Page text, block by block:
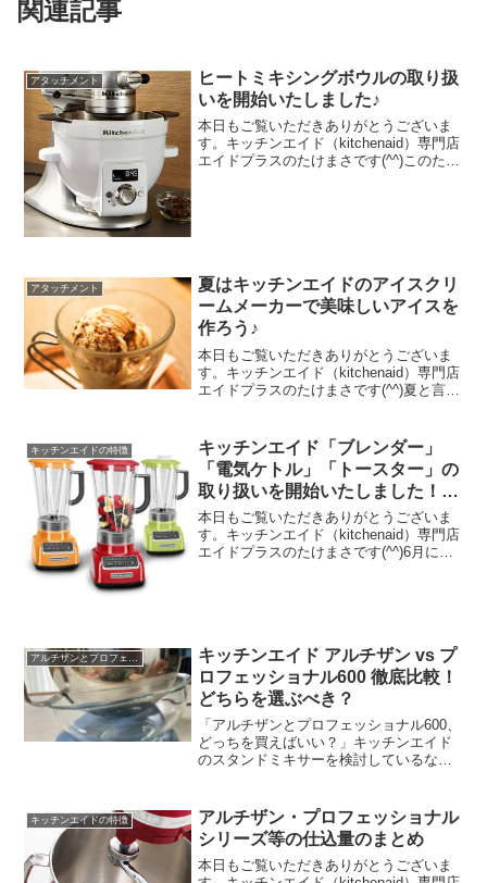
関連記事
アタッチメント
ヒートミキシングボウルの取り扱
いを開始いたしました♪
本日もご覧いただきありがとうございま
す。キッチンエイド（kitchenaid）専門店
エイドプラスのたけまさです(^^)このた
アタッチメント
夏はキッチンエイドのアイスクリ
ームメーカーで美味しいアイスを
作ろう♪
本日もご覧いただきありがとうございま
す。キッチンエイド（kitchenaid）専門店
エイドプラスのたけまさです(^^)夏と言え
をお忘れではありませんか！？これまで
の記...
キッチンエイドの特徴
キッチンエイド「ブレンダー」
「電気ケトル」「トースター」の
取り扱いを開始いたしました！
（セット割情報も💕）
本日もご覧いただきありがとうございま
す。キッチンエイド（kitchenaid）専門店
エイドプラスのたけまさです(^^)6月にな
キッチンエイド アルチザン vs プ
ロフェッショナル600 徹底比較！
どちらを選ぶべき？
「アルチザンとプロフェッショナル600、
どっちを買えばいい？」キッチンエイド
のスタンドミキサーを検討しているな
が違うのか」が分かれば、自分に合った
選択ができます。こ...
キッチンエイドの特徴
アルチザン・プロフェッショナル
シリーズ等の仕込量のまとめ
本日もご覧いただきありがとうございま